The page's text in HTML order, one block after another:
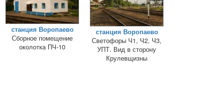
станция Воропаево
Сборное помещение
околотка ПЧ-10
станция Воропаево
Светофоры Ч1, Ч2, Ч3,
УПТ. Вид в сторону
Крулевщизны